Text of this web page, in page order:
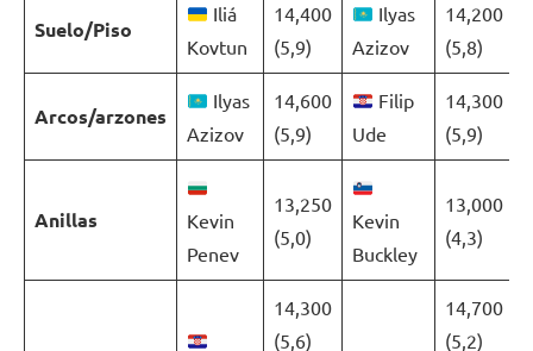
Suelo/Piso
Iliá
Kovtun
14,400
(5,9)
Ilyas
Azizov
14,200
(5,8)
Arcos/arzones
Ilyas
Azizov
14,600
(5,9)
Filip
Ude
14,300
(5,9)
Anillas
Kevin
Penev
13,250
(5,0)
Kevin
Buckley
13,000
(4,3)
14,300
(5,6)
14,700
(5,2)